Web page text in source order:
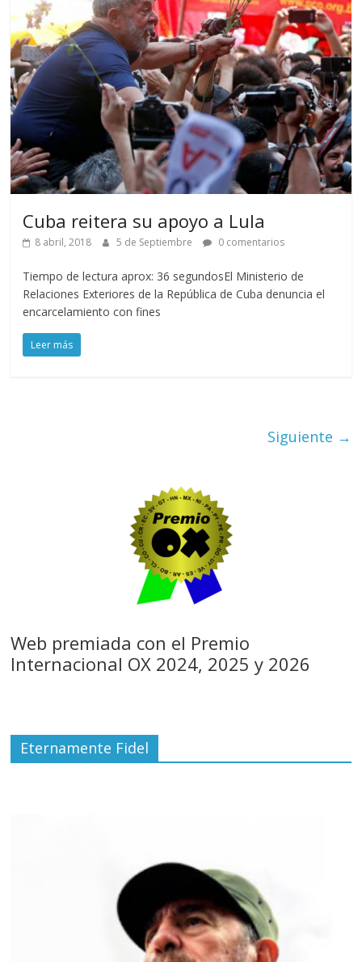
Cuba reitera su apoyo a Lula
8 abril, 2018 5 de Septiembre 0 comentarios
Tiempo de lectura aprox: 36 segundosEl Ministerio de
Relaciones Exteriores de la República de Cuba denuncia el
encarcelamiento con fines
Leer más
Siguiente →
Web premiada con el Premio
Internacional OX 2024, 2025 y 2026
Eternamente Fidel